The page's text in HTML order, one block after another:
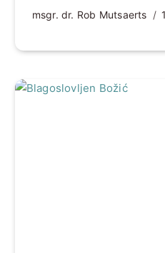
msgr. dr. Rob Mutsaerts